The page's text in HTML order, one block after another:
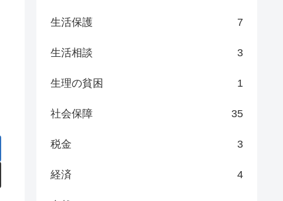
生活保護 7
生活相談 3
生理の貧困 1
社会保障 35
税金 3
経済 4